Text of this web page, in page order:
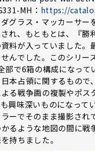
MH： https://
グラス・マッカーサ
れ、もともとは、『
料が入っていました
んでした。このシリ
部で6箱の構成になっ
本占領に関するもの
る戦争画の複製やポ
興味深いものになっ
ーでそのまま撮影さ
るような地図の間に
持ちました。